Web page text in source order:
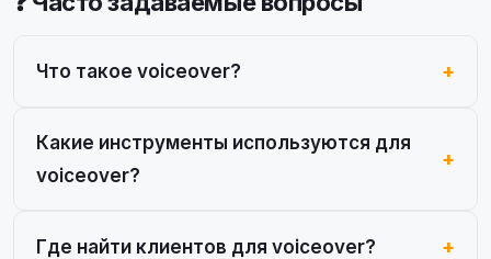
Что такое voiceover?
Какие инструменты используются для
voiceover?
Где найти клиентов для voiceover?